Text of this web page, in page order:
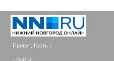
Привет, Гость !
- Войти